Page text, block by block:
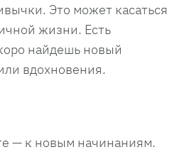
Это может касаться
жизни. Есть
найдешь новый
вдохновения.
— к новым начинаниям.